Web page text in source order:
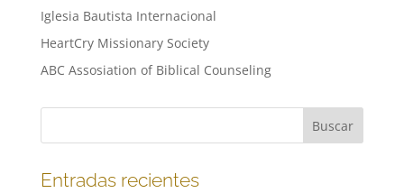
Iglesia Bautista Internacional
HeartCry Missionary Society
ABC Assosiation of Biblical Counseling
Entradas recientes